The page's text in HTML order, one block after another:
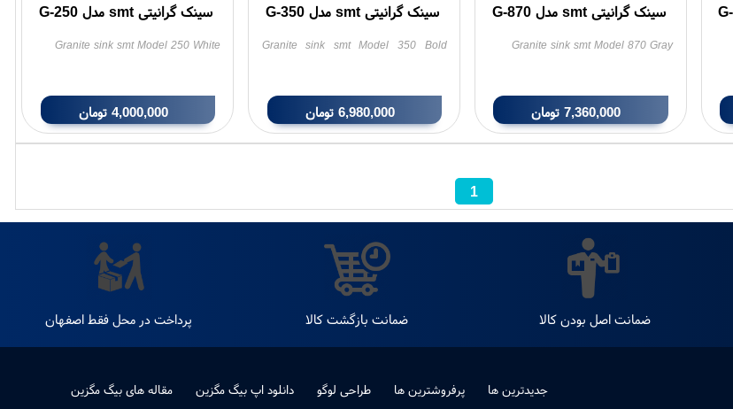
سینک گرانیتی smt مدل G-870
Granite sink smt Model 870 Gray
7,360,000 تومان
سینک گرانیتی smt مدل G-350
Granite sink smt Model 350 Bold
6,980,000 تومان
سینک گرانیتی smt مدل G-250
Granite sink smt Model 250 White
4,000,000 تومان
1
ضمانت اصل بودن کالا ضمانت بازگشت کالا پرداخت در محل فقط اصفهان
جدیدترین ها پرفروشترین ها طراحی لوگو دانلود اپ بیگ مگزین
مقاله های بیگ مگزین